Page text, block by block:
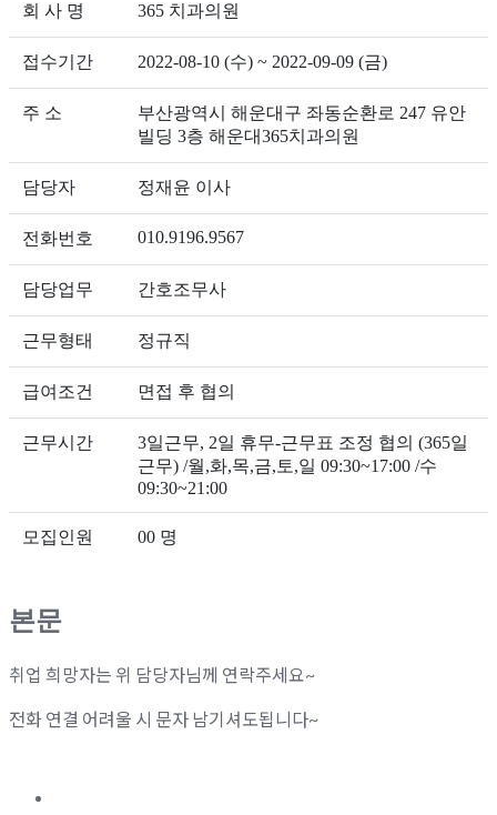
회 사 명 365 치과의원
접수기간 2022-08-10 (수) ~ 2022-09-09 (금)
주 소
부산광역시 해운대구 좌동순환로 247 유안
빌딩 3층 해운대365치과의원
담당자 정재윤 이사
전화번호 010.9196.9567
담당업무 간호조무사
근무형태 정규직
급여조건 면접 후 협의
근무시간
3일근무, 2일 휴무-근무표 조정 협의 (365일
근무) /월,화,목,금,토,일 09:30~17:00 /수
09:30~21:00
모집인원 00 명
본문
취업 희망자는 위 담당자님께 연락주세요~
전화 연결 어려울 시 문자 남기셔도됩니다~